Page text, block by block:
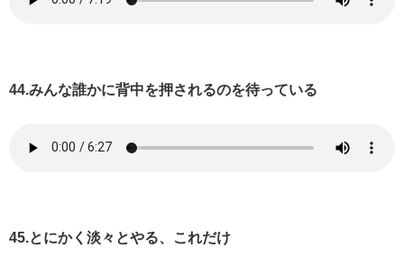
44.みんな誰かに背中を押されるのを待っている
45.とにかく淡々とやる、これだけ